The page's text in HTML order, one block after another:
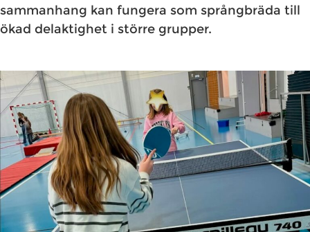
sammanhang kan fungera som språngbräda till
ökad delaktighet i större grupper.